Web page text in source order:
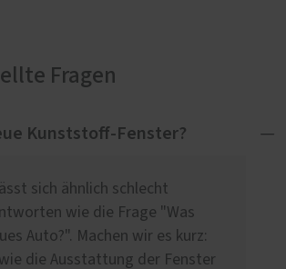
Fragen
Kunststoff-Fenster?
sich ähnlich schlecht
wie die Frage "Was
Auto?". Machen wir es kurz:
die Ausstattung der Fenster